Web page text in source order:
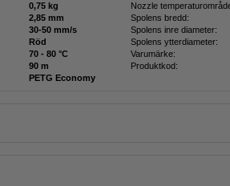
0,75 kg Nozzle
2,85 mm Spolens bredd:
30-50 mm/s Spolens inre diameter:
Röd Spolens ytterdiameter:
70 - 80 °C Varumärke:
90 m Produktkod:
PETG Economy